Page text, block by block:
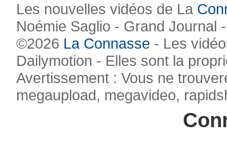
Les nouvelles vidéos de La
Noémie Saglio - Grand Journal
©2026 La Connasse - Les
Dailymotion - Elles sont la
Avertissement : Vous ne
megaupload, megavideo,